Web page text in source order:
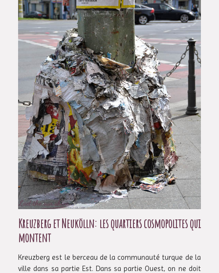
Kreuzberg et Neukölln: les quartiers cosmopolites qui
montent
Kreuzberg est le berceau de la communauté turque de la
ville dans sa partie Est. Dans sa partie Ouest, on ne doit